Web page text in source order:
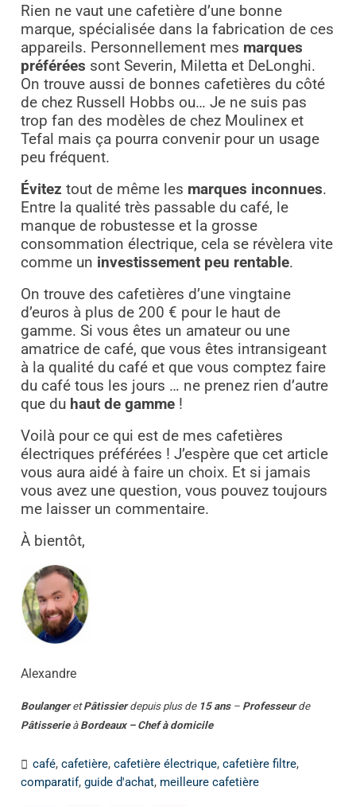
Rien ne vaut une cafetière d’une bonne
marque, spécialisée dans la fabrication de ces
appareils. Personnellement mes marques
préférées sont Severin, Miletta et DeLonghi.
On trouve aussi de bonnes cafetières du côté
de chez Russell Hobbs ou… Je ne suis pas
trop fan des modèles de chez Moulinex et
Tefal mais ça pourra convenir pour un usage
peu fréquent.
Évitez tout de même les marques inconnues.
Entre la qualité très passable du café, le
manque de robustesse et la grosse
consommation électrique, cela se révèlera vite
comme un investissement peu rentable.
On trouve des cafetières d’une vingtaine
d’euros à plus de 200 € pour le haut de
gamme. Si vous êtes un amateur ou une
amatrice de café, que vous êtes intransigeant
à la qualité du café et que vous comptez faire
du café tous les jours … ne prenez rien d’autre
que du haut de gamme!
Voilà pour ce qui est de mes cafetières
électriques préférées ! J’espère que cet article
vous aura aidé à faire un choix. Et si jamais
vous avez une question, vous pouvez toujours
me laisser un commentaire.
À bientôt,
Alexandre
BoulangeretPâtissierdepuis plus de 15 ans– Professeurde
Pâtisserieà Bordeaux – Chef à domicile
café, cafetière, cafetière électrique, cafetière filtre,
comparatif, guide d'achat, meilleure cafetière